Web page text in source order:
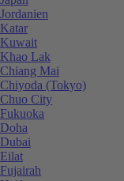
Jordanien
Katar
Kuwait
Khao Lak
Chiang Mai
Chiyoda (Tokyo)
Chuo City
Fukuoka
Doha
Dubai
Eilat
Fujairah